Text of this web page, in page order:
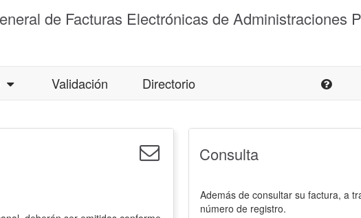
de Facturas Electrónicas de Administraciones
Validación Directorio
Consulta
Además de consultar su factura, a
número de registro.